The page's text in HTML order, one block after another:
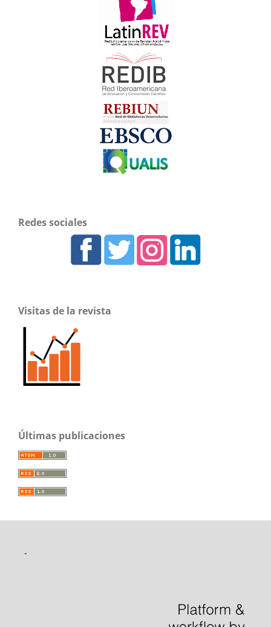
Redes sociales
Visitas de la revista
Últimas publicaciones
-